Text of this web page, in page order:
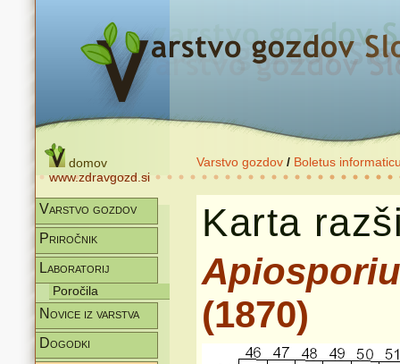
domov
www.zdravgozd.si
Varstvo gozdov / Boletus
Varstvo gozdov
Priročnik
Laboratorij
Poročila
Novice iz varstva
Dogodki
Karta
(1870)